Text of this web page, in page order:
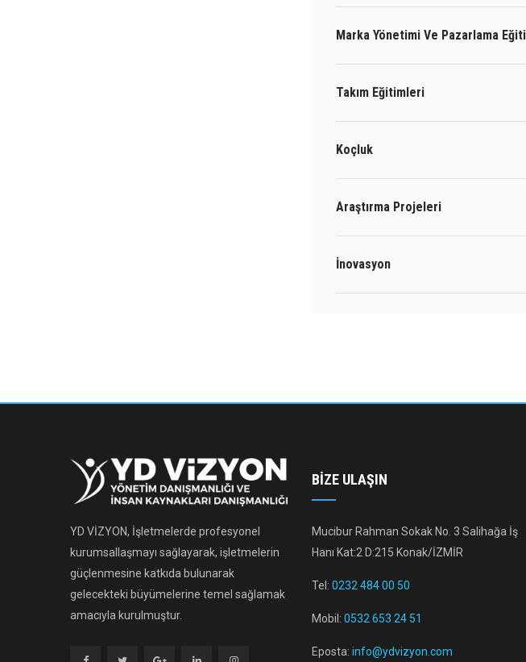
Marka Yönetimi Ve Pazarlama
Takım Eğitimleri
Koçluk
Araştırma Projeleri
İnovasyon
YD VİZYON, İşletmelerde profesyonel
kurumsallaşmayı sağlayarak, işletmelerin
güçlenmesine katkıda bulunarak
gelecekteki büyümelerine temel sağlamak
amacıyla kurulmuştur.
BIZE ULAŞIN
Mucibur Rahman Sokak No. 3 Salihağa İş
Hanı Kat:2 D:215 Konak/İZMİR
Tel: 0232 484 00 50
Mobil: 0532 653 24 51
Eposta: info@ydvizyon.com